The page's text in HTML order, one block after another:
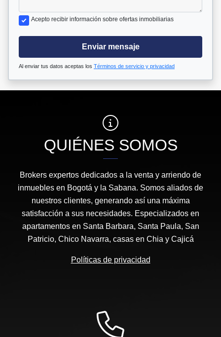
Acepto recibir información sobre ofertas inmobiliarias
Enviar mensaje
Al enviar tus datos aceptas los Términos de servicio y privacidad
QUIÉNES SOMOS
Brokers expertos dedicados a la venta y arriendo de
inmuebles en Bogotá y la Sabana. Somos aliados de
nuestros clientes, generando así una máxima
satisfacción a sus necesidades. Especializados en
apartamentos en Santa Barbara, Santa Paula, San
Patricio, Chico Navarra, casas en Chia y Cajicá
Políticas de privacidad